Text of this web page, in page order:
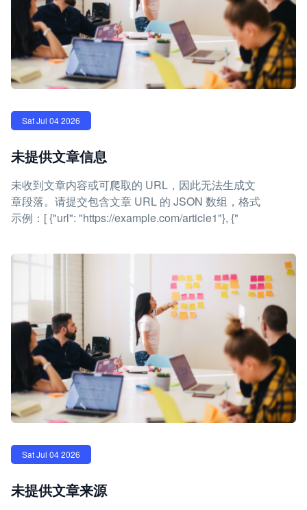
Sat Jul 04 2026
未提供文章信息
未收到文章内容或可爬取的 URL，因此无法生成文
章段落。请提交包含文章 URL 的 JSON 数组，格式
示例：[ {"url": "https://example.com/article1"}, {"
Sat Jul 04 2026
未提供文章来源